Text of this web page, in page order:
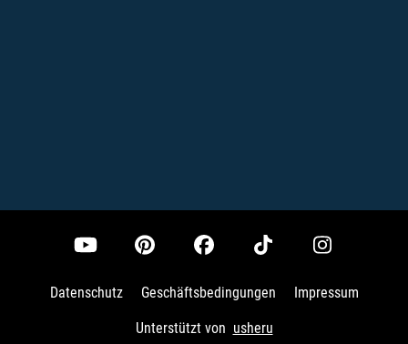
Datenschutz Geschäftsbedingungen Impressum
Unterstützt von usheru